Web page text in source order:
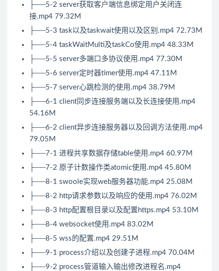
├──5-2 server获取客户端信息绑定用户关闭连
接.mp4 79.32M
├──5-3 task以及taskwait使用以及区别.mp4 72.73M
├──5-4 taskWaitMulti及taskCo使用.mp4 48.33M
├──5-5 server多端口多协议使用.mp4 77.30M
├──5-6 server定时器timer使用.mp4 47.11M
├──5-7 server心跳检测的使用.mp4 38.79M
├──6-1 client同步连接服务端以及长连接使用.mp4
54.16M
├──6-2 client异步连接服务器以及回调方法使用.mp4
79.05M
├──7-1 进程共享数据存储table使用.mp4 60.97M
├──7-2 原子计数操作类atomic使用.mp4 45.80M
├──8-1 swoole实现web服务器功能.mp4 25.08M
├──8-2 http请求参数以及响应的使用.mp4 76.02M
├──8-3 http配置根目录以及配置https.mp4 53.10M
├──8-4 websocket使用.mp4 83.02M
├──8-5 wss的配置.mp4 29.51M
├──9-1 process介绍以及创建子进程.mp4 70.04M
├──9-2 process管道输入输出修改进程名.mp4